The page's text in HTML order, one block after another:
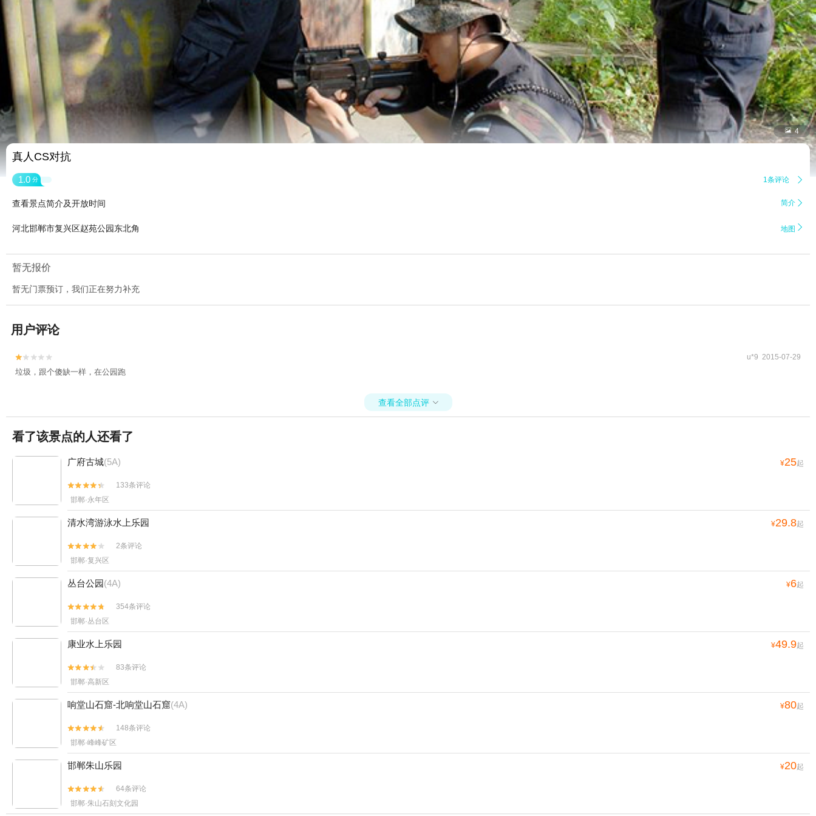
 4
真人CS对抗
1.0 分 1条评论 
查看景点简介及开放时间 简介 
河北邯郸市复兴区赵苑公园东北角 地图 
暂无报价
暂无门票预订，我们正在努力补充
用户评论

 u*9 2015-07-29
垃圾，跟个傻缺一样，在公园跑
查看全部点评 
看了该景点的人还看了
广府古城(5A) ¥25起


133条评论
邯郸·永年区
清水湾游泳水上乐园 ¥29.8起


2条评论
邯郸·复兴区
丛台公园(4A) ¥6起


354条评论
邯郸·丛台区
康业水上乐园 ¥49.9起


83条评论
邯郸·高新区
响堂山石窟-北响堂山石窟(4A) ¥80起


148条评论
邯郸·峰峰矿区
邯郸朱山乐园 ¥20起


64条评论
邯郸·朱山石刻文化园